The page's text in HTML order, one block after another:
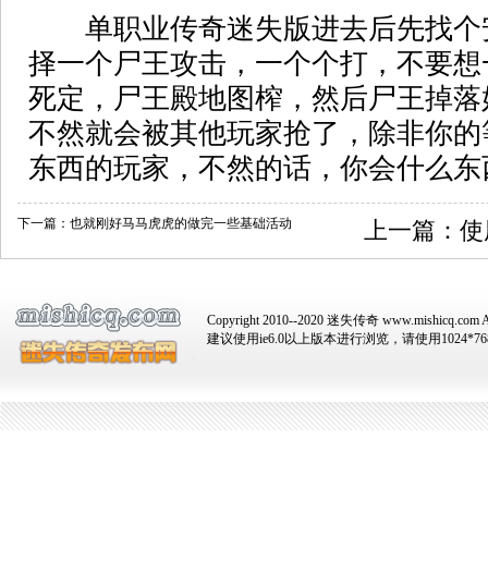
单职业传奇迷失版进去后先找个
择一个尸王攻击，一个个打，不要
死定，尸王殿地图榨，然后尸王掉
不然就会被其他玩家抢了，除非你
东西的玩家，不然的话，你会什么
下一篇： 也就刚好马马虎虎的做完一些基础活动 上一篇：
Copyright 2010--2020 迷失传奇 www.mishicq.com
建议使用ie6.0以上版本进行浏览，请使用